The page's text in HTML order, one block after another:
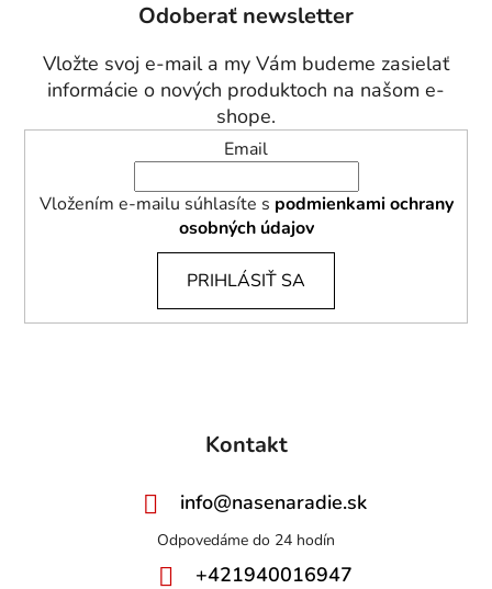
Odoberať newsletter
Vložte svoj e-mail a my Vám budeme zasielať
informácie o nových produktoch na našom e-
shope.
Email
Vložením e-mailu súhlasíte s podmienkami ochrany
osobných údajov
PRIHLÁSIŤ SA
Kontakt
info@nasenaradie.sk
+421940016947